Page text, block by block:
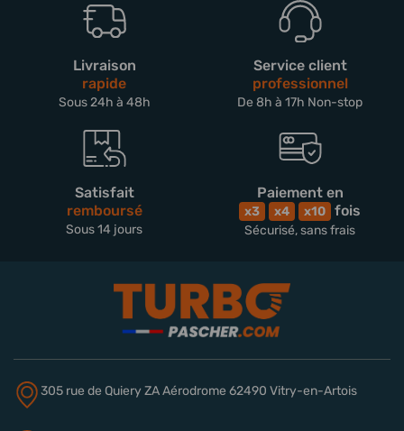
Livraison
rapide
Sous 24h à 48h
Service client
professionnel
De 8h à 17h Non-stop
Satisfait
remboursé
Sous 14 jours
Paiement en
x3 x4 x10 fois
Sécurisé, sans frais
305 rue de QuieryZA Aérodrome 62490 Vitry-en-Artois